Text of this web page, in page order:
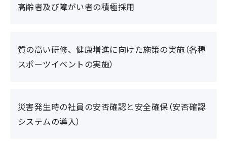
高齢者及び障がい者の積極採用
質の高い研修、健康増進に向けた施策の実施（各種
スポーツイベントの実施）
災害発生時の社員の安否確認と安全確保（安否確認
システムの導入）